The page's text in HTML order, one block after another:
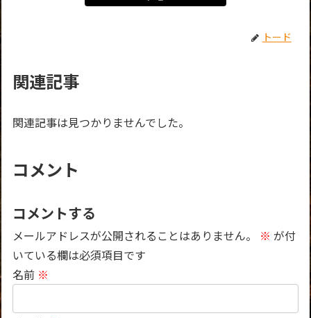
トード
関連記事
関連記事は見つかりませんでした。
コメント
コメントする
メールアドレスが公開されることはありません。 ※ が付
いている欄は必須項目です
名前 ※